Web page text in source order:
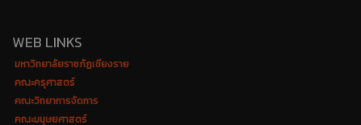
WEB LINKS
มหาวิทยาลัยราชภัฏเชียงราย
คณะครุศาสตร์
คณะวิทยาการจัดการ
คณะมนุษยศาสตร์